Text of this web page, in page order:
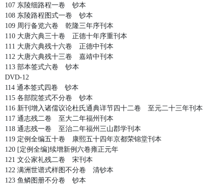
107 东陵细路程一卷 钞本
108 东陵路程图式一卷 钞本
109 周行备览六卷 乾隆三年序刊本
110 大唐六典三十卷 正德十年序重刊本
111 大唐六典残十六卷 正德中刊本
112 大唐六典残十三卷 嘉靖中刊本
113 部本签式六卷 钞本
DVD-12
114 通本签式四卷 钞本
115 各部院签式不分卷 钞本
116 新刊增入诸儒议论杜氏通典详节四十二卷 至元二十三年刊本
117 通志残二卷 至大二年福州刊本
118 通志残一卷 至治二年福州三山郡学刊本
119 定例全编五十卷 康熙五十四年京都荣锦堂刊本
120 [定例全编]续增新例六卷雍正元年
121 文公家礼残二卷 宋刊本
122 满洲世谱式样图不分卷 清钞本
123 鱼鳞图册不分卷 钞本